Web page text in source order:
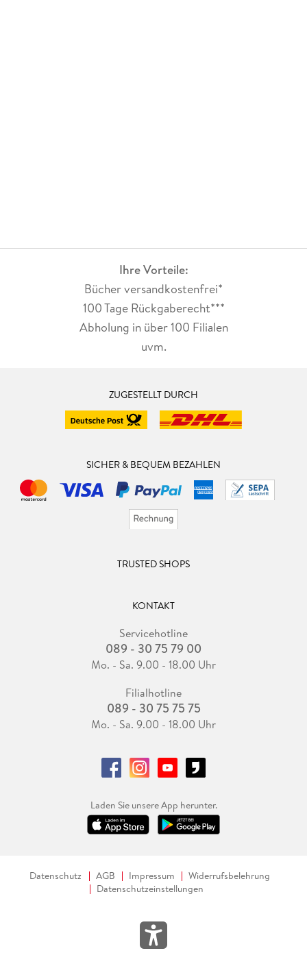
Ihre Vorteile:
Bücher versandkostenfrei*
100 Tage Rückgaberecht***
Abholung in über 100 Filialen
uvm.
ZUGESTELLT DURCH
SICHER & BEQUEM BEZAHLEN
TRUSTED SHOPS
KONTAKT
Servicehotline
089 - 30 75 79 00
Mo. - Sa. 9.00 - 18.00 Uhr
Filialhotline
089 - 30 75 75 75
Mo. - Sa. 9.00 - 18.00 Uhr
Laden Sie unsere App herunter.
Datenschutz AGB Impressum
Widerrufsbelehrung
Datenschutzeinstellungen